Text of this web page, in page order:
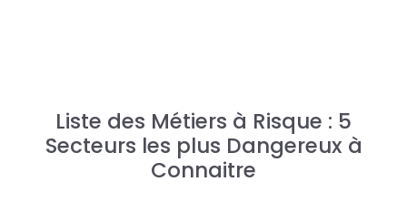
Liste des Métiers à Risque : 5
Secteurs les plus Dangereux à
Connaitre